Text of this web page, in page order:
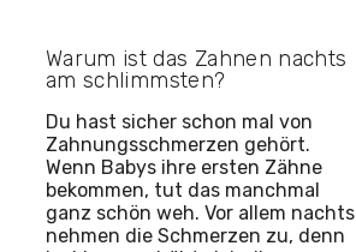
Warum ist das Zahnen nachts
am schlimmsten?
Du hast sicher schon mal von
Zahnungsschmerzen gehört.
Wenn Babys ihre ersten Zähne
bekommen, tut das manchmal
ganz schön weh. Vor allem nachts
nehmen die Schmerzen zu, denn